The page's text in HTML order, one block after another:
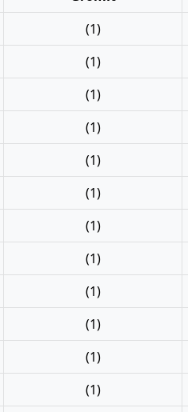
(1)
(1)
(1)
(1)
(1)
(1)
(1)
(1)
(1)
(1)
(1)
(1)